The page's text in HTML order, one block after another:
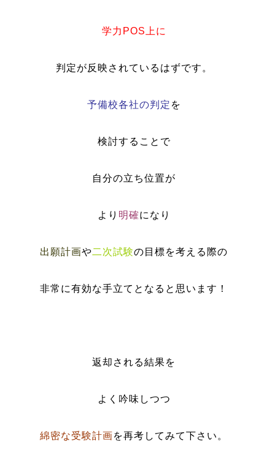
学力POS上に
判定が反映されているはずです。
予備校各社の判定 を
検討することで
自分の立ち位置が
より 明確になり
出願計画や二次試験の目標を考える際の
非常に有効な手立てとなると思います！
返却される結果を
よく吟味しつつ
綿密な受験計画を再考してみて下さい。